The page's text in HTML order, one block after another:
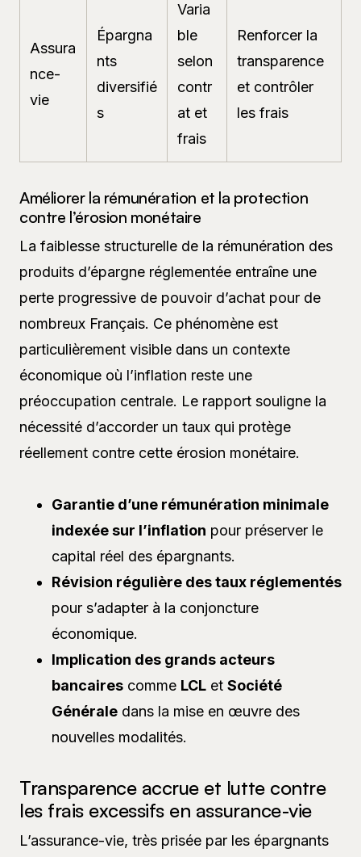
Assura
nce-
vie
Épargna
nts
diversifié
s
Varia
ble
selon
contr
at et
frais
Renforcer la
transparence
et contrôler
les frais
Améliorer la rémunération et la protection
contre l’érosion monétaire
La faiblesse structurelle de la rémunération des
produits d’épargne réglementée entraîne une
perte progressive de pouvoir d’achat pour de
nombreux Français. Ce phénomène est
particulièrement visible dans un contexte
économique où l’inflation reste une
préoccupation centrale. Le rapport souligne la
nécessité d’accorder un taux qui protège
réellement contre cette érosion monétaire.
Garantie d’une rémunération minimale
indexée sur l’inflation pour préserver le
capital réel des épargnants.
Révision régulière des taux réglementés
pour s’adapter à la conjoncture
économique.
Implication des grands acteurs
bancaires comme LCL et Société
Générale dans la mise en œuvre des
nouvelles modalités.
Transparence accrue et lutte contre
les frais excessifs en assurance-vie
L’assurance-vie, très prisée par les épargnants